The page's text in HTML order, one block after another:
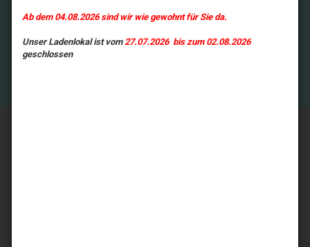
Ab dem 04.08.2026 sind wir wie gewohnt für Sie da.
Unser Ladenlokal ist vom27.07.2026 bis zum 02.08.2026
geschlossen